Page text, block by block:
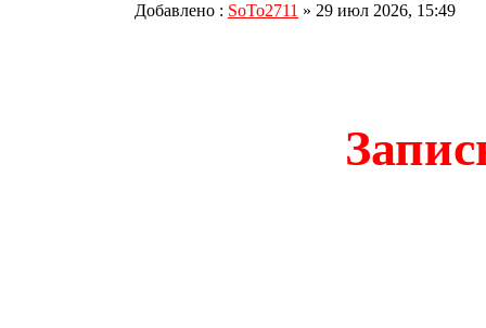
Добавлено : SoTo2711 » 29 июл 2026, 15:49